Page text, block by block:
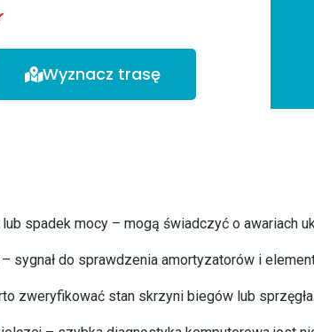
Wyznacz trasę
spadek mocy – mogą świadczyć o awariach
sygnał do sprawdzenia amortyzatorów i
zweryfikować stan skrzyni biegów lub sprzęgła.